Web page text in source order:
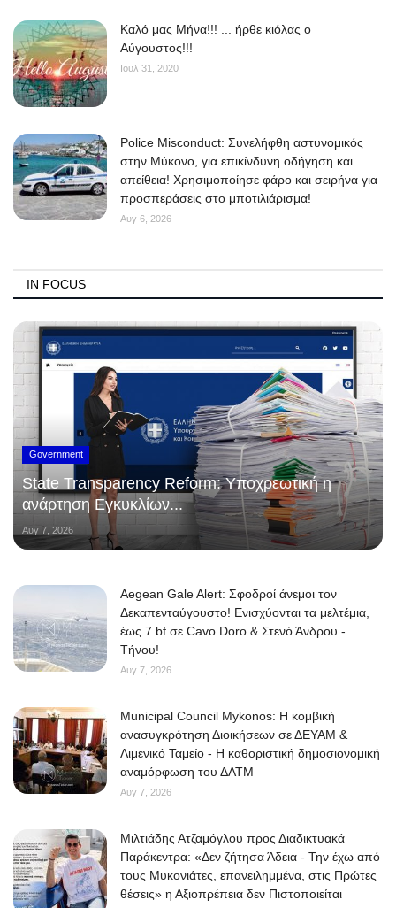
Kαλό μας Μήνα!!! ... ήρθε κιόλας ο
Αύγουστος!!!
Ιουλ 31, 2020
Police Misconduct: Συνελήφθη αστυνομικός
στην Μύκονο, για επικίνδυνη οδήγηση και
απείθεια! Χρησιμοποίησε φάρο και σειρήνα για
προσπεράσεις στο μποτιλιάρισμα!
Αυγ 6, 2026
IN FOCUS
Government
State Transparency Reform: Υποχρεωτική η
ανάρτηση Εγκυκλίων...
Αυγ 7, 2026
Aegean Gale Alert: Σφοδροί άνεμοι τον
Δεκαπενταύγουστο! Ενισχύονται τα μελτέμια,
έως 7 bf σε Cavo Doro & Στενό Άνδρου -
Τήνου!
Αυγ 7, 2026
Municipal Council Mykonos: Η κομβική
ανασυγκρότηση Διοικήσεων σε ΔΕΥΑΜ &
Λιμενικό Ταμείο - Η καθοριστική δημοσιονομική
αναμόρφωση του ΔΛΤΜ
Αυγ 7, 2026
Μιλτιάδης Ατζαμόγλου προς Διαδικτυακά
Παράκεντρα: «Δεν ζήτησα Άδεια - Την έχω από
τους Μυκονιάτες, επανειλημμένα, στις Πρώτες
θέσεις» η Αξιοπρέπεια δεν Πιστοποιείται